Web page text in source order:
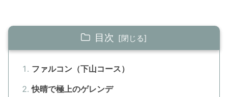
目次
ファルコン（下山コース）
快晴で極上のゲレンデ